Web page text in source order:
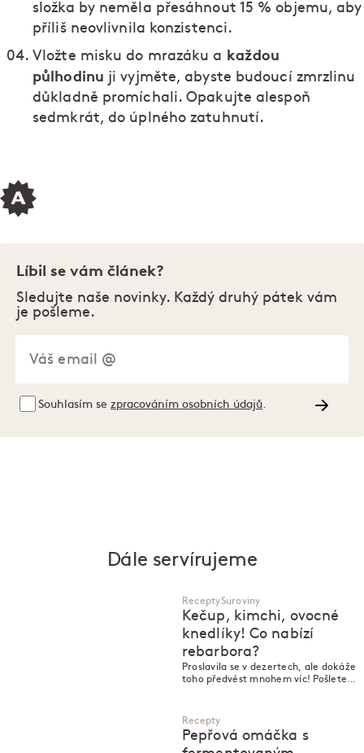
složka by neměla přesáhnout 15 % objemu, aby
příliš neovlivnila konzistenci.
Vložte misku do mrazáku a každou
půlhodinu ji vyjměte, abyste budoucí zmrzlinu
důkladně promíchali. Opakujte alespoň
sedmkrát, do úplného zatuhnutí.
Líbil se vám článek?
Sledujte naše novinky. Každý druhý pátek vám
je pošleme.
Souhlasím se zpracováním osobních údajů
Dále servírujeme
ReceptySuroviny
Kečup, kimchi, ovocné
knedlíky! Co nabízí
rebarbora?
Proslavila se v dezertech, ale dokáže
toho předvést mnohem víc! Pošlete
Recepty
Pepřová omáčka s